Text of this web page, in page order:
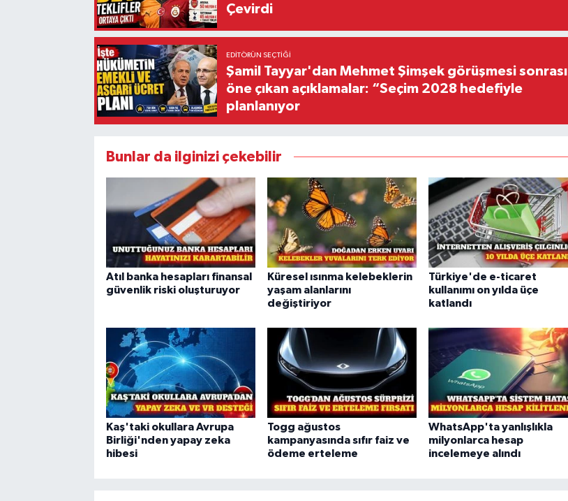
Çevirdi
EDITÖRÜN SEÇTIĞI
Şamil Tayyar'dan Mehmet Şimşek görüşmesi sonrası
öne çıkan açıklamalar: “Seçim 2028 hedefiyle
planlanıyor
Bunlar da ilginizi çekebilir
Atıl banka hesapları finansal
güvenlik riski oluşturuyor
Küresel ısınma kelebeklerin
yaşam alanlarını
değiştiriyor
Türkiye'de e-ticaret
kullanımı on yılda üçe
katlandı
Kaş'taki okullara Avrupa
Birliği'nden yapay zeka
hibesi
Togg ağustos
kampanyasında sıfır faiz ve
ödeme erteleme
WhatsApp'ta yanlışlıkla
milyonlarca hesap
incelemeye alındı